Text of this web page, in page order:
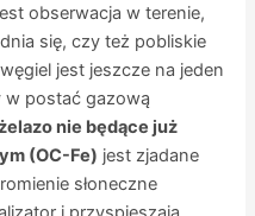
obserwacja w terenie,
się, czy też pobliskie
jest jeszcze na jeden
w postać gazową
nie będące już
(OC-Fe) jest zjadane
słoneczne